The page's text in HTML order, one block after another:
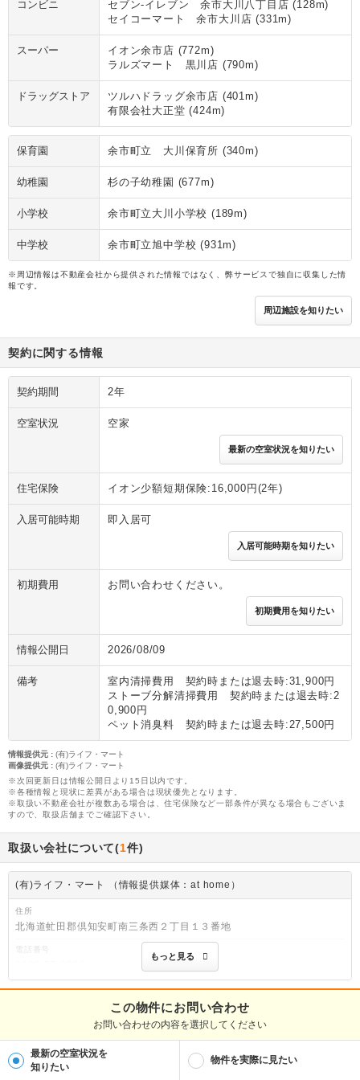
コンビニ
セブン‐イレブン 余市大川八丁目店 (128m)
セイコーマート 余市大川店 (331m)
スーパー
イオン余市店 (772m)
ラルズマート 黒川店 (790m)
ドラッグストア
ツルハドラッグ余市店 (401m)
有限会社大正堂 (424m)
保育園 余市町立 大川保育所 (340m)
幼稚園 杉の子幼稚園 (677m)
小学校 余市町立大川小学校 (189m)
中学校 余市町立旭中学校 (931m)
※周辺情報は不動産会社から提供された情報ではなく、弊サービスで独自に収集した情
報です。
周辺施設を知りたい
契約に関する情報
契約期間 2年
空室状況 空家
最新の空室状況を知りたい
住宅保険 イオン少額短期保険:16,000円(2年)
入居可能時期 即入居可
入居可能時期を知りたい
初期費用 お問い合わせください。
初期費用を知りたい
情報公開日 2026/08/09
備考
室内清掃費用 契約時または退去時:31,900円
ストーブ分解清掃費用 契約時または退去時:2
0,900円
ペット消臭料 契約時または退去時:27,500円
情報提供元 : (有)ライフ・マート
画像提供元 : (有)ライフ・マート
※次回更新日は情報公開日より15日以内です。
※各種情報と現状に差異がある場合は現状優先となります。
※取扱い不動産会社が複数ある場合は、住宅保険など一部条件が異なる場合もございま
すので、取扱店舗までご確認下さい。
取扱い会社について(1件)
(有)ライフ・マート （情報提供媒体：at home）
住所
北海道虻田郡倶知安町南三条西２丁目１３番地
電話番号
免許番号
北海道知事免許後志(3)第379号
媒介
物件管理番号
もっと見る
この物件にお問い合わせ
お問い合わせの内容を選択してください
最新の空室状況を
知りたい
物件を実際に見たい